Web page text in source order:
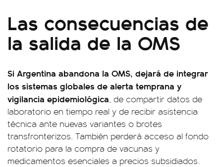
Las consecuencias de
la salida de la OMS
Si Argentina abandona la OMS, dejará de integrar
los sistemas globales de alerta temprana y
vigilancia epidemiológica, de compartir datos de
laboratorio en tiempo real y de recibir asistencia
técnica ante nuevas variantes o brotes
transfronterizos. También perderá acceso al fondo
rotatorio para la compra de vacunas y
medicamentos esenciales a precios subsidiados.